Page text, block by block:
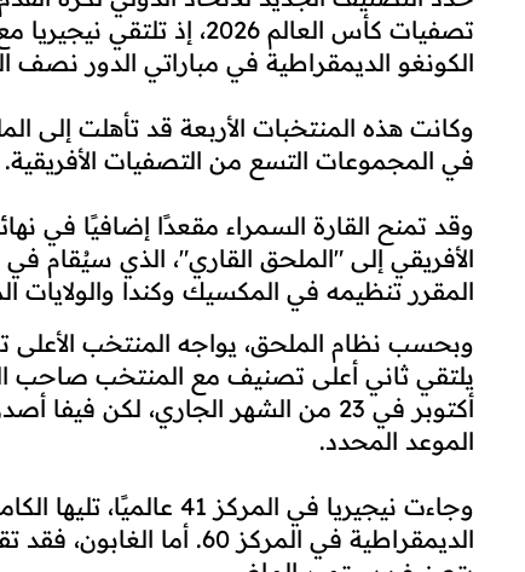
تصفيات كأس العالم 2026،
الكونغو الديمقراطية في مباراتي الدور نصف
وكانت هذه المنتخبات الأربعة قد تأهلت إلى
في المجموعات التسع من التصفيات الأفريقية.
وقد تمنح القارة السمراء مقعدًا إضافيًا في
المقرر تنظيمه في المكسيك وكندا والولايات
وبحسب نظام الملحق، يواجه المنتخب الأعلى
يلتقي ثاني أعلى تصنيف مع المنتخب صاحب
الموعد المحدد.